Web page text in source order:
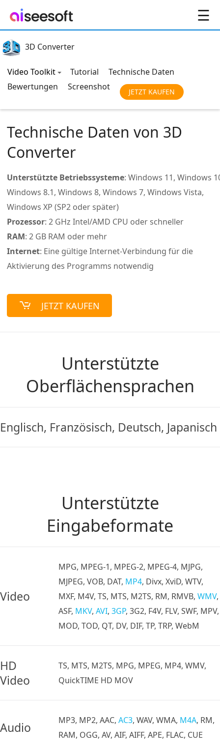
☰
3D Converter
Video Toolkit Tutorial
Technische Daten
Bewertungen
Screenshot JETZT KAUFEN
Technische Daten von 3D
Converter
Unterstützte Betriebssysteme: Windows 11, Windows
Windows 8.1, Windows 8, Windows 7, Windows Vista,
Windows XP (SP2 oder später)
Prozessor: 2 GHz Intel/AMD CPU oder schneller
RAM: 2 GB RAM oder mehr
Internet: Eine gültige Internet-Verbindung für die
Aktivierung des Programms notwendig
JETZT KAUFEN
Unterstützte
Oberflächensprachen
Englisch, Französisch, Deutsch, Japanisch
Unterstützte
Eingabeformate
Video
MPG, MPEG-1, MPEG-2, MPEG-4, MJPG,
MJPEG, VOB, DAT, MP4, Divx, XviD, WTV,
MXF, M4V, TS, MTS, M2TS, RM, RMVB, WMV,
ASF, MKV, AVI, 3GP, 3G2, F4V, FLV, SWF, MPV,
MOD, TOD, QT, DV, DIF, TP, TRP, WebM
HD
Video
TS, MTS, M2TS, MPG, MPEG, MP4, WMV,
QuickTIME HD MOV
Audio MP3, MP2, AAC, AC3, WAV, WMA, M4A, RM,
RAM, OGG, AV, AIF, AIFF, APE, FLAC, CUE